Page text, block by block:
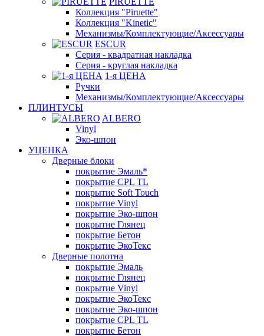
Коллекция "Piruette"
Коллекция "Kinetic"
Механизмы/Комплектующие/Аксессуары
ESCUR
Серия - квадратная накладка
Серия - круглая накладка
1-я ЦЕНА
Ручки
Механизмы/Комплектующие/Аксессуары
ПЛИНТУСЫ
ALBERO
Vinyl
Эко-шпон
УЦЕНКА
Дверные блоки
покрытие Эмаль*
покрытие CPL TL
покрытие Soft Touch
покрытие Vinyl
покрытие Эко-шпон
покрытие Глянец
покрытие Бетон
покрытие ЭкоТекс
Дверные полотна
покрытие Эмаль
покрытие Глянец
покрытие Vinyl
покрытие ЭкоТекс
покрытие Эко-шпон
покрытие CPL TL
покрытие Бетон